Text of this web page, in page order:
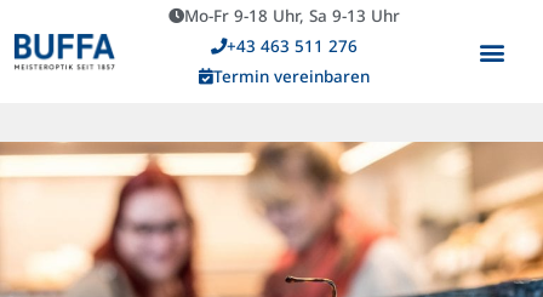
Mo-Fr 9-18 Uhr, Sa 9-13 Uhr
+43 463 511 276
Termin vereinbaren